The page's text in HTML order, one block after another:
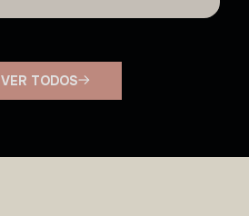
VER TODOS